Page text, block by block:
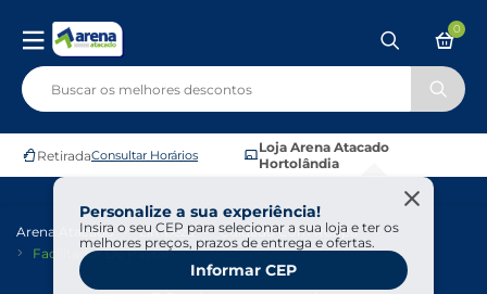
RetiradaConsultar Horários
Loja Arena Atacado
Hortolândia
Personalize a sua experiência!
Insira o seu CEP para selecionar a sua loja e ter os
melhores preços, prazos de entrega e ofertas.
Informar CEP
0
Arena Atacado Limpeza
Cuidado Com Roupa
Facilitador De Passar